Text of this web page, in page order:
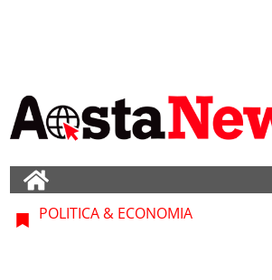
POLITICA & ECONOMIA